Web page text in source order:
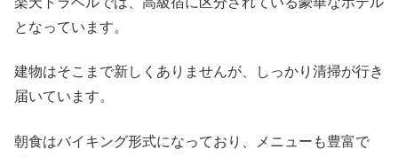
となっています。
建物はそこまで新しくありませんが、しっかり清掃が行き
届いています。
朝食はバイキング形式になっており、メニューも豊富で